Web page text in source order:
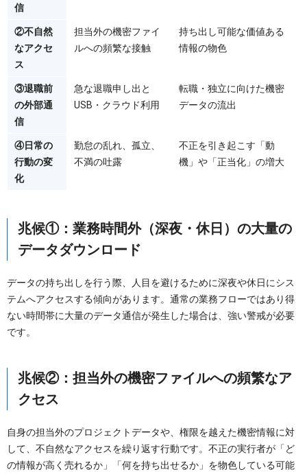
信
②不自然
なアクセ
ス
担当外の機密ファイ
ルへの頻繁な接触
持ち出し可能な価値ある
情報の物色
③退職前
の外部通
信
急な退職申し出と
USB・クラウド利用
転職・独立に向けた機密
データの流出
④日常の
行動の変
化
勤怠の乱れ、孤立、
不満の吐露
不正を引き起こす「動
機」や「正当化」の増大
兆候①：業務時間外（深夜・休日）の大量の
データダウンロード
データの持ち出しを行う際、人目を避けるために深夜や休日にシス
テムへアクセスする傾向があります。通常の業務フローではあり得
ない時間帯に大量のデータ通信が発生した場合は、強い警戒が必要
です。
兆候②：担当外の機密ファイルへの頻繁なア
クセス
自身の担当外のプロジェクトデータや、権限を越えた機密情報に対
して、不自然なアクセスを繰り返す行動です。不正の実行者が「ど
の情報が高く売れるか」「何を持ち出せるか」を物色している可能